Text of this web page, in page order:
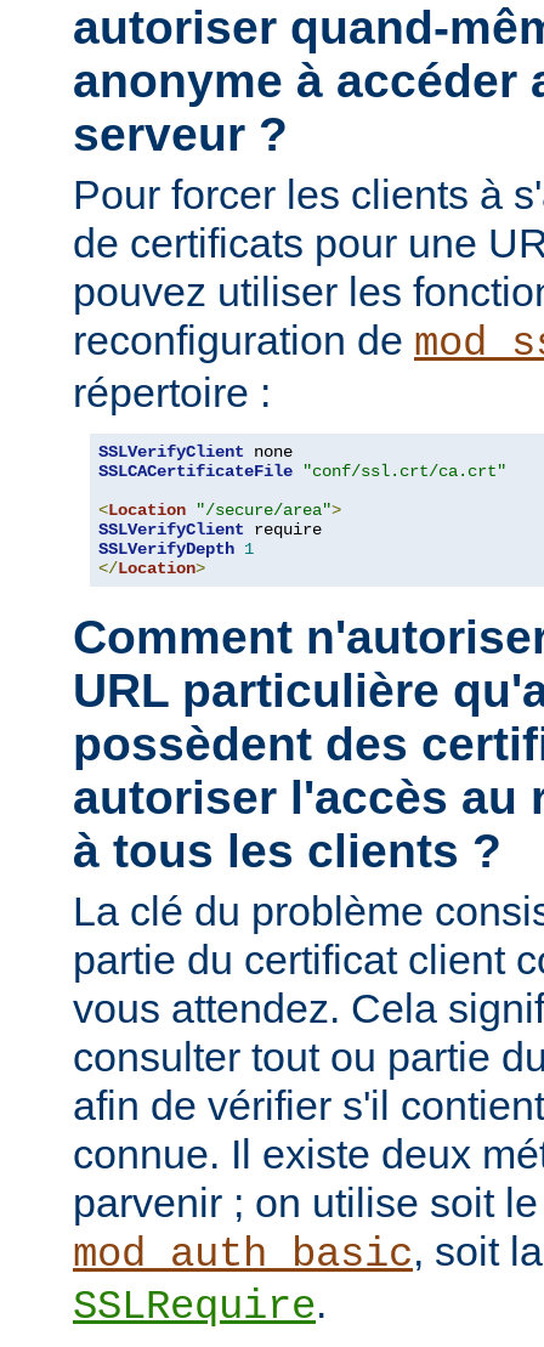
autoriser quand-
anonyme à accéder
serveur ?
Pour forcer les clients à
de certificats pour une
pouvez utiliser les
reconfiguration de
répertoire :
SSLVerifyClient
SSLCACertificateFile
"conf/ssl.crt/ca.crt"
<Location "/secure/area">
SSLVerifyClient
SSLVerifyDepth 1
</Location>
Comment
URL particulière
possèdent des
autoriser l'accès au
à tous les clients ?
La clé du problème
partie du certificat client
vous attendez. Cela
consulter tout ou partie
afin de vérifier s'il
connue. Il existe deux
parvenir ; on utilise soit
mod_auth_basic, soit
SSLRequire.